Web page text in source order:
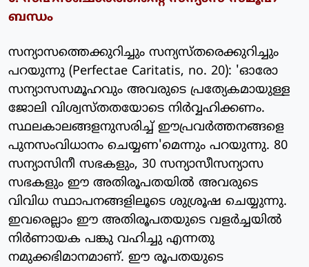
ബന്ധം
സന്യാസത്തെക്കുറിച്ചും സന്യസ്തരെക്കുറിച്ചും
പറയുന്നു (Perfectae Caritatis, no. 20): 'ഓരോ
സന്യാസസമൂഹവും അവരുടെ പ്രത്യേകമായുള്ള
ജോലി വിശ്വസ്തതയോടെ നിര്‍വ്വഹിക്കണം.
സ്ഥലകാലങ്ങളനുസരിച്ച് ഈപ്രവര്‍ത്തനങ്ങളെ
പുനസംവിധാനം ചെയ്യണ'മെന്നും പറയുന്നു. 80
സന്യാസിനീ സഭകളും, 30 സന്യാസീസന്യാസ
സഭകളും ഈ അതിരൂപതയില്‍ അവരുടെ
വിവിധ സ്ഥാപനങ്ങളിലൂടെ ശുശ്രൂഷ ചെയ്യുന്നു.
ഇവരെല്ലാം ഈ അതിരൂപതയുടെ വളര്‍ച്ചയില്‍
നിര്‍ണായക പങ്കു വഹിച്ചു എന്നതു
നമുക്കഭിമാനമാണ്. ഈ രൂപതയുടെ